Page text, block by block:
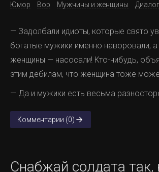
Юмор Вор Мужчины и женщины Диалог
— Задолбали идиоты, которые свято
богатые мужики именно наворовали,
женщины — насосали! Кто-нибудь,
этим дебилам, что женщина тоже
— Да и мужики есть весьма
Комментарии (0)
Снабжай солдата так,